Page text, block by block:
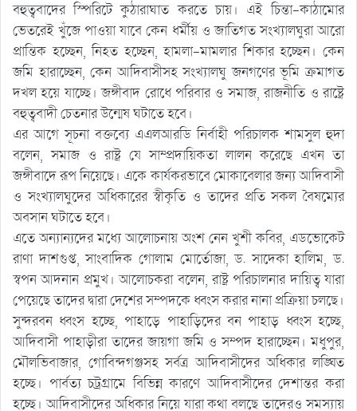
বহুত্ববাদের স্পিরিটে কুঠারাঘাত করতে চায়। এই চিন্তা-কাঠামোর
ভেতরেই খুঁজে পাওয়া যাবে কেন ধর্মীয় ও জাতিগত সংখ্যালঘুরা আরো
প্রান্তিক হচ্ছেন, নিহত হচ্ছেন, হামলা-মামলার শিকার হচ্ছেন। কেন
জমি হারাচ্ছেন, কেন আদিবাসীসহ সংখ্যালঘু জনগণের ভূমি ক্রমাগত
দখল হয়ে যাচ্ছে। জঙ্গীবাদ রোধে পরিবার ও সমাজ, রাজনীতি ও রাষ্ট্রে
বহুত্ববাদী চেতনার উন্মেষ ঘটাতে হবে।
এর আগে সূচনা বক্তব্যে এএলআরডি নির্বাহী পরিচালক শামসুল হুদা
বলেন, সমাজ ও রাষ্ট্র যে সাম্প্রদায়িকতা লালন করেছে এখন তা
জঙ্গীবাদে রূপ নিয়েছে। একে কার্যকরভাবে মোকাবেলার জন্য আদিবাসী
ও সংখ্যালঘুদের অধিকারের স্বীকৃতি ও তাদের প্রতি সকল বৈষম্যের
অবসান ঘটাতে হবে।
এতে অন্যান্যদের মধ্যে আলোচনায় অংশ নেন খুশী কবির, এডভোকেট
রাণা দাশগুপ্ত, সাংবাদিক গোলাম মোর্তোজা, ড. সাদেকা হালিম, ড.
স্বপন আদনান প্রমুখ। আলোচকরা বলেন, রাষ্ট্র পরিচালনার দায়িত্ব যারা
পেয়েছে তাদের দ্বারা দেশের সম্পদকে ধ্বংস করার নানা প্রক্রিয়া চলছে।
সুন্দরবন ধ্বংস হচ্ছে, পাহাড়ে পাহাড়িদের বন পাহাড় ধ্বংস হচ্ছে,
আদিবাসী পাহাড়ীরা তাদের জায়গা জমি ও সম্পদ হারাচ্ছেন। মধুপুর,
মৌলভিবাজার, গোবিন্দগঞ্জসহ সর্বত্র আদিবাসীদের অধিকার লঙ্ঘিত
হচ্ছে। পার্বত্য চট্রগ্রামে বিভিন্ন কারণে আদিবাসীদের দেশান্তর করা
হচ্ছে। আদিবাসীদের অধিকার নিয়ে যারা কথা বলছে তাদেরও সমস্যায়